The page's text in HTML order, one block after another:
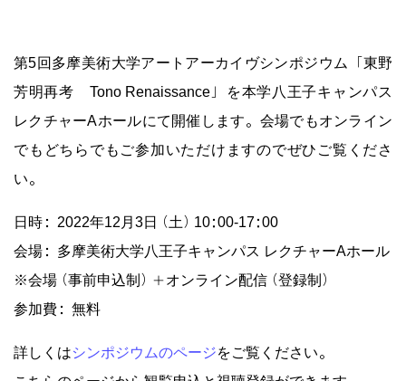
第5回多摩美術大学アートアーカイヴシンポジウム「東野
芳明再考 Tono Renaissance」を本学八王子キャンパス
レクチャーAホールにて開催します。会場でもオンライン
でもどちらでもご参加いただけますのでぜひご覧くださ
い。
日時：2022年12月3日（土）10:00-17:00
会場：多摩美術大学八王子キャンパス レクチャーAホール
※会場（事前申込制）+オンライン配信（登録制）
参加費：無料
詳しくはシンポジウムのページをご覧ください。